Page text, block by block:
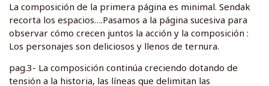
La composición de la primera página es minimal. Sendak
recorta los espacios….Pasamos a la página sucesiva para
observar cómo crecen juntos la acción y la composición :
Los personajes son deliciosos y llenos de ternura.
pag.3- La composición continúa creciendo dotando de
tensión a la historia, las líneas que delimitan las